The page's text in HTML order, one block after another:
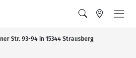
Str. 93-94 in 15344 Strausberg